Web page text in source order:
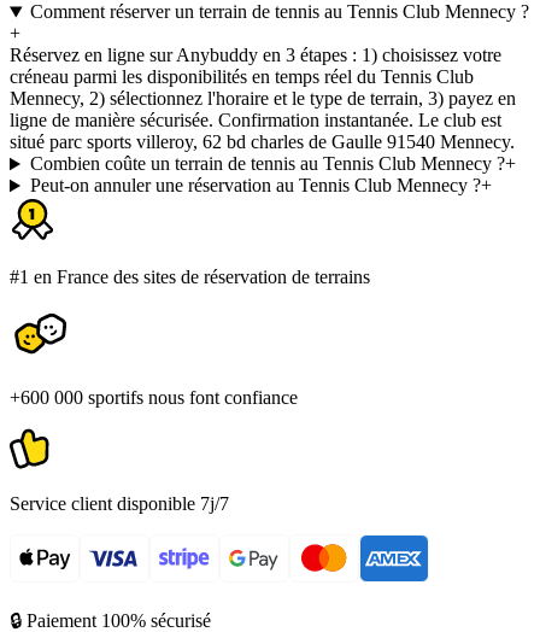
Comment réserver un terrain de tennis au Tennis Club Mennecy ?
+
Réservez en ligne sur Anybuddy en 3 étapes : 1) choisissez votre
créneau parmi les disponibilités en temps réel du Tennis Club
Mennecy, 2) sélectionnez l'horaire et le type de terrain, 3) payez en
ligne de manière sécurisée. Confirmation instantanée. Le club est
situé parc sports villeroy, 62 bd charles de Gaulle 91540 Mennecy.
Combien coûte un terrain de tennis au Tennis Club Mennecy ?+
Peut-on annuler une réservation au Tennis Club Mennecy ?+
#1 en France des sites de réservation de terrains
+600 000 sportifs nous font confiance
Service client disponible 7j/7
🔒 Paiement 100% sécurisé